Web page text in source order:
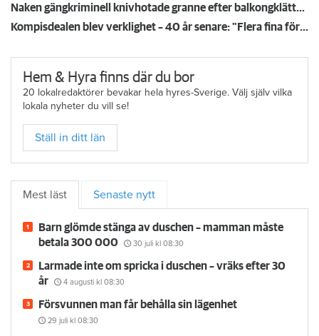
Naken gängkriminell knivhotade granne efter balkongklättring
Kompisdealen blev verklighet – 40 år senare: "Flera fina fördelar med att dela bostad"
Hem & Hyra finns där du bor
20 lokalredaktörer bevakar hela hyres-Sverige. Välj själv vilka
lokala nyheter du vill se!
Ställ in ditt län
Mest läst Senaste nytt
Barn glömde stänga av duschen – mamman måste
betala 300 000
30 juli kl 08:30
Larmade inte om spricka i duschen – vräks efter 30
år
4 augusti kl 08:30
Försvunnen man får behålla sin lägenhet
29 juli kl 08:30